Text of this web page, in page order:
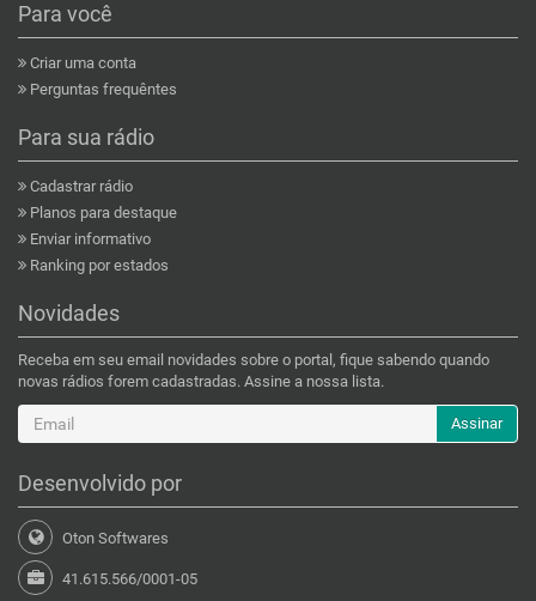
Para você
Criar uma conta
Perguntas frequêntes
Para sua rádio
Cadastrar rádio
Planos para destaque
Enviar informativo
Ranking por estados
Novidades
Receba em seu email novidades sobre o portal, fique sabendo quando
novas rádios forem cadastradas. Assine a nossa lista.
Assinar
Desenvolvido por
Oton Softwares
41.615.566/0001-05